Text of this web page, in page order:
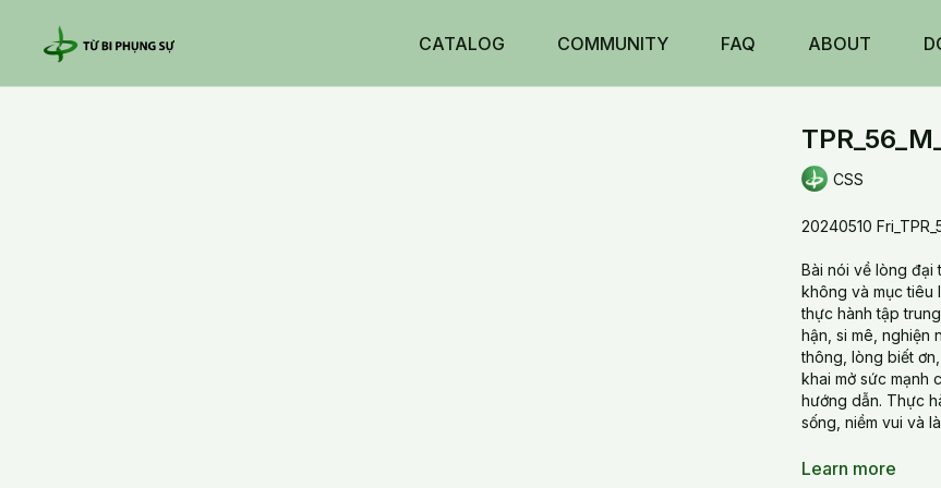
CATALOG COMMUNITY FAQ ABOUT
CSS
20240510
Bài nói về lòng đại
không và mục tiêu
thực hành tập
hận, si mê, nghiện
thông, lòng biết
khai mở sức mạnh
hướng dẫn. Thực
sống, niềm vui và
Learn more